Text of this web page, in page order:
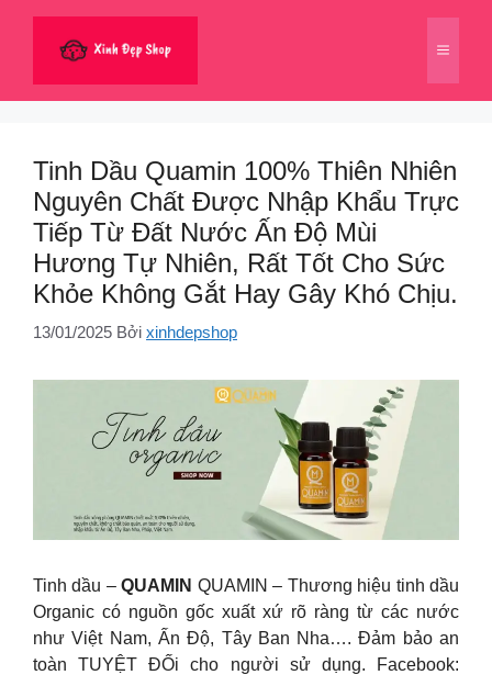
dung
Menu
Tinh Dầu Quamin 100% Thiên Nhiên
Nguyên Chất Được Nhập Khẩu Trực
Tiếp Từ Đất Nước Ấn Độ Mùi
Hương Tự Nhiên, Rất Tốt Cho Sức
Khỏe Không Gắt Hay Gây Khó Chịu.
13/01/2025 Bởi xinhdepshop
Tinh dầu –QUAMIN QUAMIN – Thương hiệu tinh dầu
Organic có nguồn gốc xuất xứ rõ ràng từ các nước
như Việt Nam, Ấn Độ, Tây Ban Nha…. Đảm bảo an
toàn TUYỆT ĐỐi cho người sử dụng. Facebook: